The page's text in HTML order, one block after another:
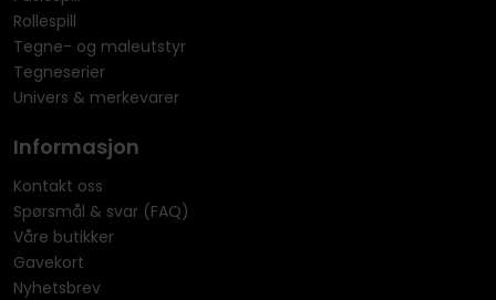
Rollespill
Tegne- og maleutstyr
Tegneserier
Univers & merkevarer
Informasjon
Kontakt oss
Spørsmål & svar (FAQ)
Våre butikker
Gavekort
Nyhetsbrev